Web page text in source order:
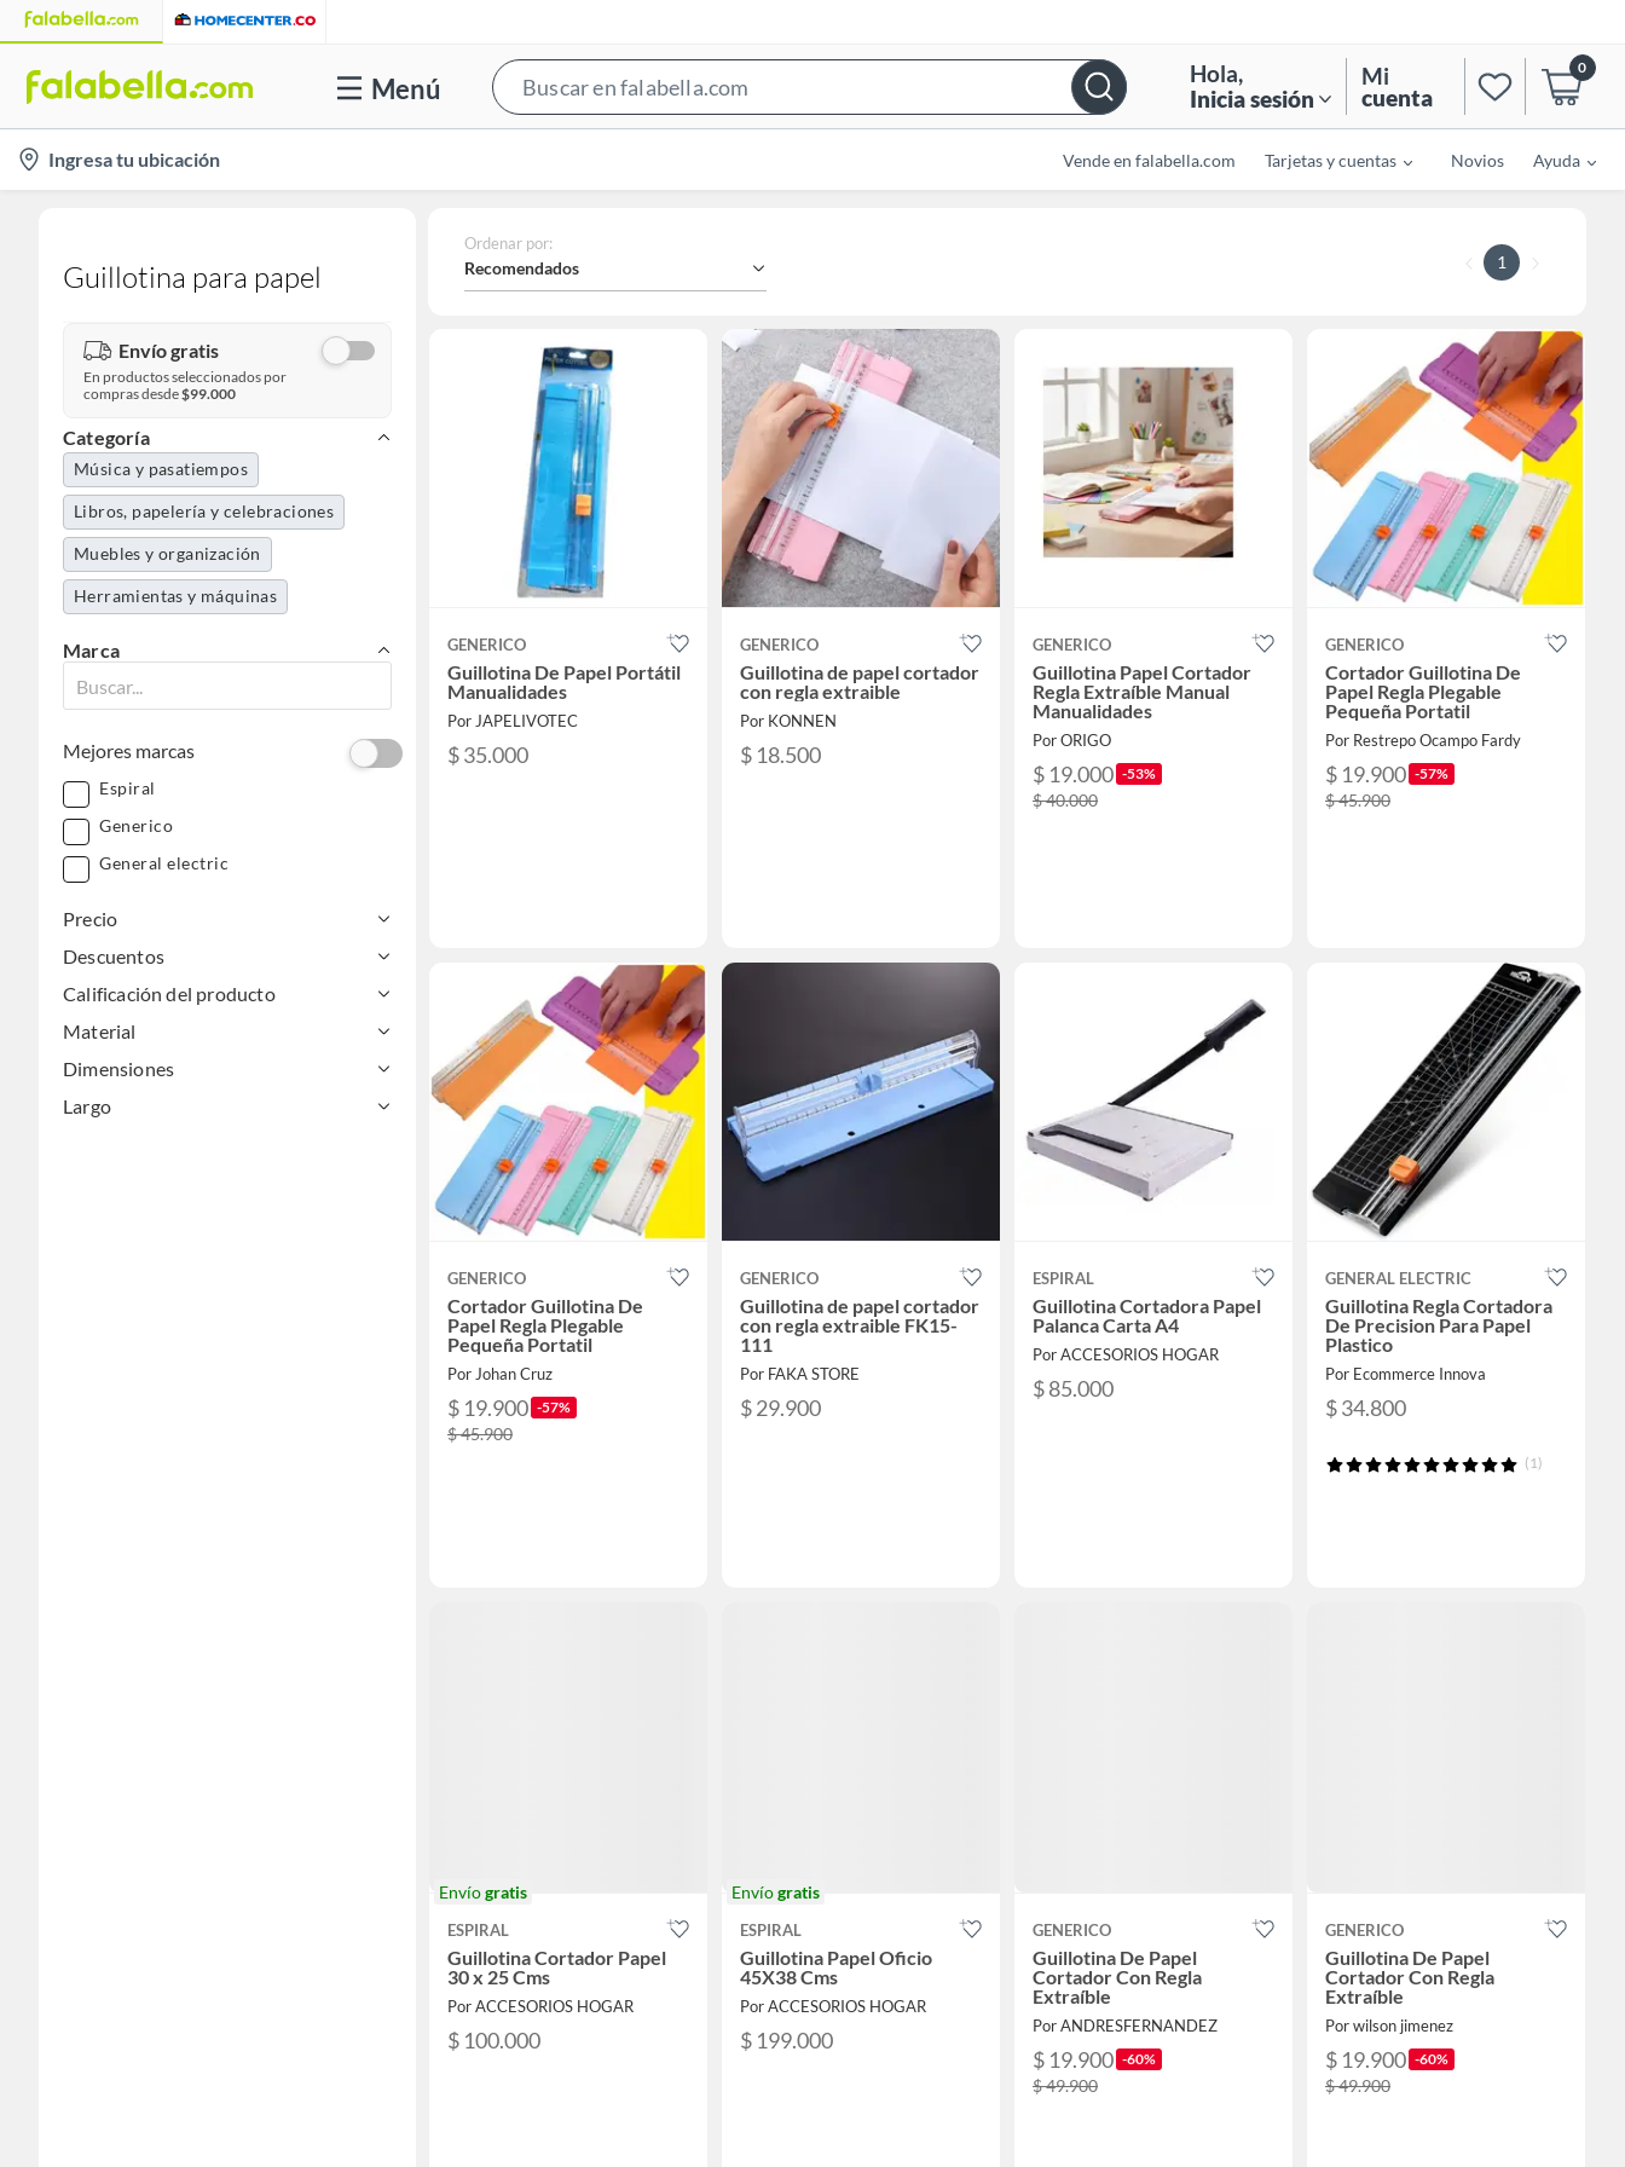
Menú
Bar
Hola,
Inicia sesión
Mi
cuenta
0
location-
icon
Ingresa tu ubicación Vende en falabella.com Tarjetas y cuentas Novios Ayuda
Guillotina para papel
Envío gratis
En productos seleccionados por
compras desde$99.000
Categoría
Música y pasatiempos
Libros, papelería y celebraciones
Muebles y organización
Herramientas y máquinas
Marca
Mejores marcas
Espiral
Generico
General electric
Precio
Descuentos
Calificación del producto
Material
Dimensiones
Largo
Ordenar por:
Recomendados 1
GENERICO
Guillotina De Papel Portátil
Manualidades
Por JAPELIVOTEC
$ 35.000
GENERICO
Guillotina de papel cortador
con regla extraible
Por KONNEN
$ 18.500
GENERICO
Guillotina Papel Cortador
Regla Extraíble Manual
Manualidades
Por ORIGO
$ 19.000 -53%
$ 40.000
GENERICO
Cortador Guillotina De
Papel Regla Plegable
Pequeña Portatil
Por Restrepo Ocampo Fardy
$ 19.900 -57%
$ 45.900
GENERICO
Cortador Guillotina De
Papel Regla Plegable
Pequeña Portatil
Por Johan Cruz
$ 19.900 -57%
$ 45.900
GENERICO
Guillotina de papel cortador
con regla extraible FK15-
111
Por FAKA STORE
$ 29.900
ESPIRAL
Guillotina Cortadora Papel
Palanca Carta A4
Por ACCESORIOS HOGAR
$ 85.000
GENERAL ELECTRIC
Guillotina Regla Cortadora
De Precision Para Papel
Plastico
Por Ecommerce Innova
$ 34.800
(1)
Envíogratis
ESPIRAL
Guillotina Cortador Papel
30 x 25 Cms
Por ACCESORIOS HOGAR
$ 100.000
Envíogratis
ESPIRAL
Guillotina Papel Oficio
45X38 Cms
Por ACCESORIOS HOGAR
$ 199.000
GENERICO
Guillotina De Papel
Cortador Con Regla
Extraíble
Por ANDRESFERNANDEZ
$ 19.900 -60%
$ 49.900
GENERICO
Guillotina De Papel
Cortador Con Regla
Extraíble
Por wilson jimenez
$ 19.900 -60%
$ 49.900